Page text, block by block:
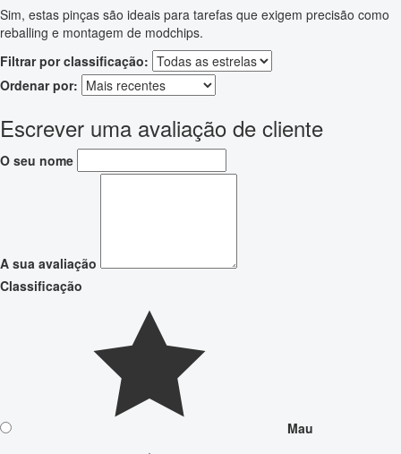
Sim, estas pinças são ideais para tarefas que exigem precisão como
reballing e montagem de modchips.
Filtrar por classificação:
Ordenar por:
Escrever uma avaliação de cliente
O seu nome
A sua avaliação
Classificação
Mau